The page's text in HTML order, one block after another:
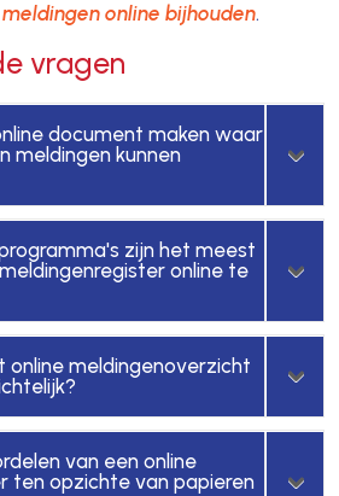
online bijhouden.
vragen
document maken waar
meldingen kunnen
zijn het meest
online te
online meldingenoverzicht
van een online
ten opzichte van papieren